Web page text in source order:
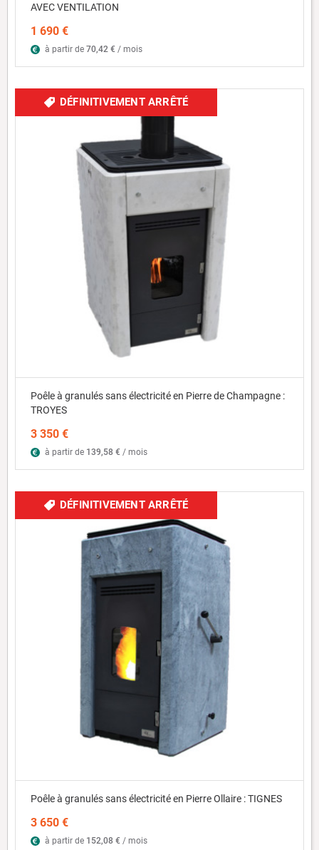
AVEC VENTILATION
1 690 €
à partir de 70,42 € / mois
DÉFINITIVEMENT ARRÊTÉ
Poêle à granulés sans électricité en Pierre de Champagne :
TROYES
3 350 €
à partir de 139,58 € / mois
DÉFINITIVEMENT ARRÊTÉ
Poêle à granulés sans électricité en Pierre Ollaire : TIGNES
3 650 €
à partir de 152,08 € / mois